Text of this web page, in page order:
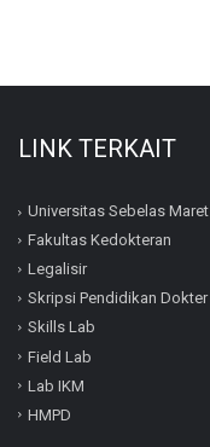
LINK TERKAIT
Universitas Sebelas Maret
Fakultas Kedokteran
Legalisir
Skripsi Pendidikan Dokter
Skills Lab
Field Lab
Lab IKM
HMPD